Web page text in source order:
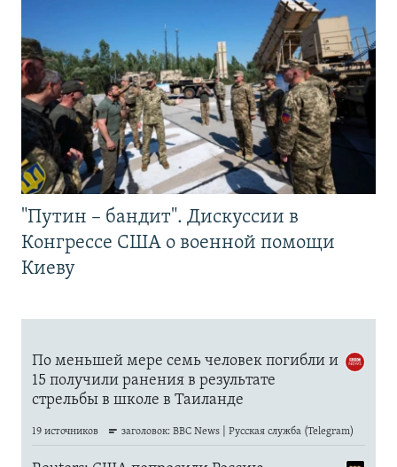
"Путин – бандит". Дискуссии в
Конгрессе США о военной помощи
Киеву